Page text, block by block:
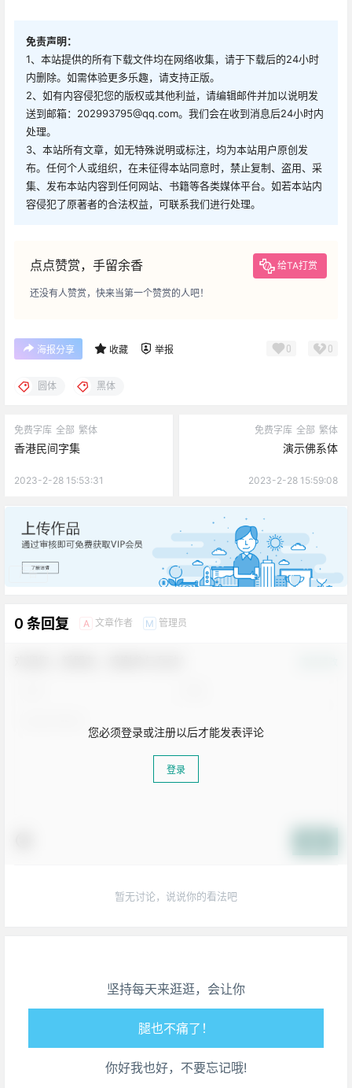
免责声明：
1、本站提供的所有下载文件均在网络收集，请于下载后的24小时
内删除。如需体验更多乐趣，请支持正版。
2、如有内容侵犯您的版权或其他利益，请编辑邮件并加以说明发
送到邮箱：202993795@qq.com。我们会在收到消息后24小时内
处理。
3、本站所有文章，如无特殊说明或标注，均为本站用户原创发
布。任何个人或组织，在未征得本站同意时，禁止复制、盗用、采
集、发布本站内容到任何网站、书籍等各类媒体平台。如若本站内
容侵犯了原著者的合法权益，可联系我们进行处理。
点点赞赏，手留余香 给TA打赏
还没有人赞赏，快来当第一个赞赏的人吧！
海报分享 收藏 举报 0 0
圆体 黑体
免费字库 全部 繁体
香港民间字集
2023-2-28 15:53:31
免费字库 全部 繁体
演示佛系体
2023-2-28 15:59:08
广告
0 条回复 A 文章作者 M 管理员
您必须登录或注册以后才能发表评论
登录
暂无讨论，说说你的看法吧
坚持每天来逛逛，会让你
走路也有劲了！
腿也不痛了！
腰也不酸了！
你好我也好，不要忘记哦!